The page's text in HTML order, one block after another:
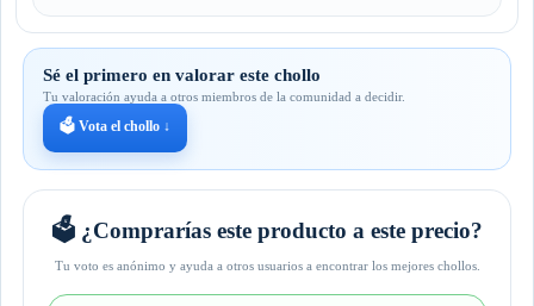
Sé el primero en valorar este chollo
Tu valoración ayuda a otros miembros de la comunidad a decidir.
🗳️ Vota el chollo ↓
🗳️ ¿Comprarías este producto a este precio?
Tu voto es anónimo y ayuda a otros usuarios a encontrar los mejores chollos.